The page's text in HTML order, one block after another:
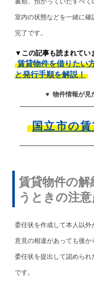
室内の状態などを一緒に
完了です。
▼この記事も読まれてい
賃貸物件を借りたい
と発行手順を解説！
▼ 物件情報が見
国立市の
賃貸物件の
うときの注意
委任状を作成して本人以
意見の相違があっても後か
委任状を提出して認めら
です。